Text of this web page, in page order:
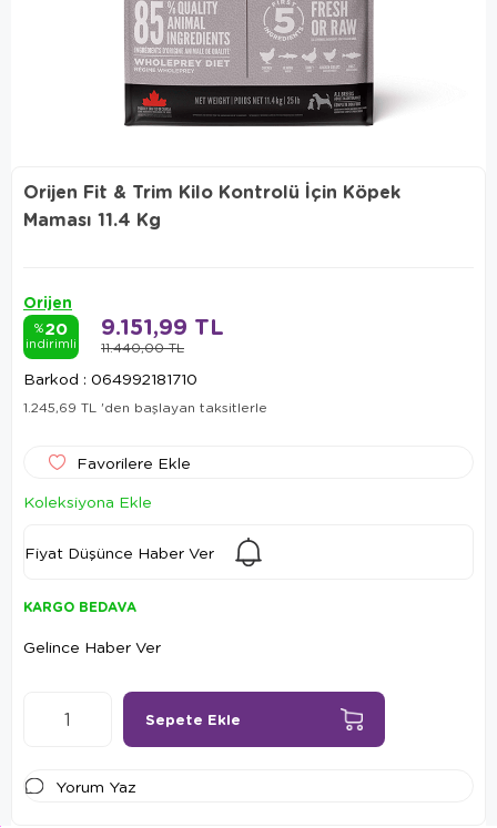
Orijen Fit & Trim Kilo Kontrolü İçin Köpek
Maması 11.4 Kg
Orijen
%20
indirimli 11.440,00 TL
9.151,99 TL
Barkod : 064992181710
1.245,69 TL 'den başlayan taksitlerle
Favorilere Ekle
Koleksiyona Ekle
Fiyat Düşünce Haber Ver
KARGO BEDAVA
Gelince Haber Ver
Yorum Yaz